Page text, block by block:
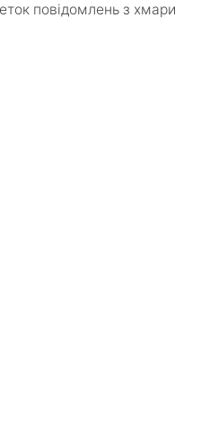
повідомлень з хмари